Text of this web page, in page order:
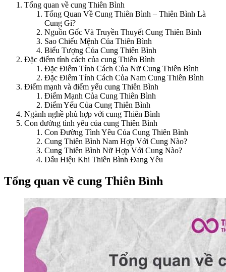
Tổng quan về cung Thiên Bình
Tổng Quan Về Cung Thiên Bình – Thiên Bình Là
Cung Gì?
Nguồn Gốc Và Truyền Thuyết Cung Thiên Bình
Sao Chiếu Mệnh Của Thiên Bình
Biểu Tượng Của Cung Thiên Bình
Đặc điểm tính cách của cung Thiên Bình
Đặc Điểm Tính Cách Của Nữ Cung Thiên Bình
Đặc Điểm Tính Cách Của Nam Cung Thiên Bình
Điểm mạnh và điểm yếu cung Thiên Bình
Điểm Mạnh Của Cung Thiên Bình
Điểm Yếu Của Cung Thiên Bình
Ngành nghề phù hợp với cung Thiên Bình
Con đường tình yêu của cung Thiên Bình
Con Đường Tình Yêu Của Cung Thiên Bình
Cung Thiên Bình Nam Hợp Với Cung Nào?
Cung Thiên Bình Nữ Hợp Với Cung Nào?
Dấu Hiệu Khi Thiên Bình Đang Yêu
Tổng quan về cung Thiên Bình